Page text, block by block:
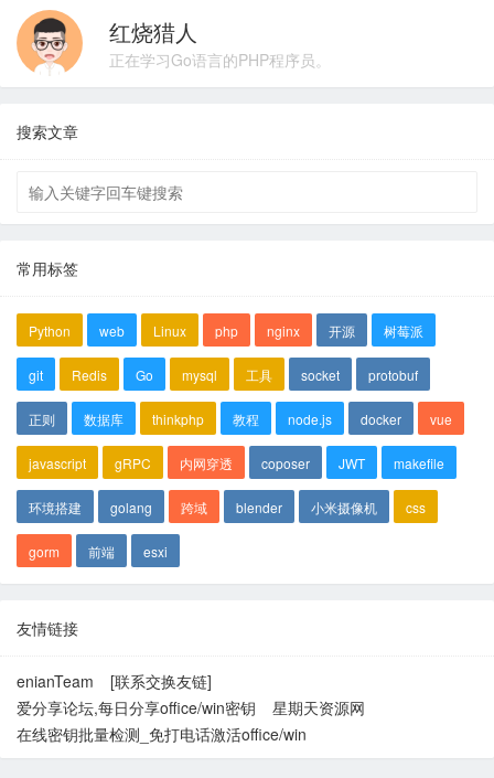
红烧猎人
正在学习Go语言的PHP程序员。
搜索文章
常用标签
Python web Linux php nginx 开源 树莓派
git Redis Go mysql 工具 socket protobuf
正则 数据库 thinkphp 教程 node.js docker vue
javascript gRPC 内网穿透 coposer JWT makefile
环境搭建 golang 跨域 blender 小米摄像机 css
gorm 前端 esxi
友情链接
enianTeam
[联系交换友链]
爱分享论坛,每日分享office/win密钥
星期天资源网
在线密钥批量检测_免打电话激活office/win